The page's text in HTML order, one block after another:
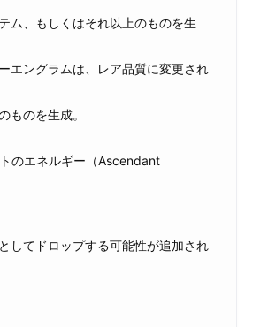
ム、もしくはそれ以上のものを生
エングラムは、レア品質に変更され
ものを生成。
のエネルギー（Ascendant
してドロップする可能性が追加され